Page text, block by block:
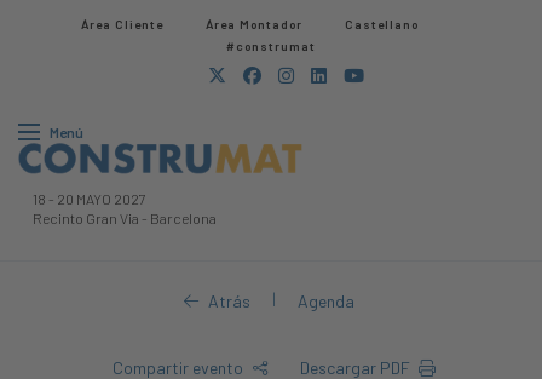
Área Cliente Área Montador
Castellano
#construmat
Menú
18 - 20 MAYO 2027
Recinto Gran Via - Barcelona
Atrás | Agenda
Compartir evento Descargar PDF